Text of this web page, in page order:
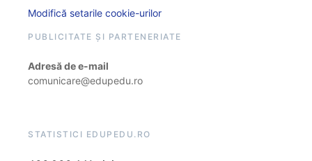
Modifică setarile cookie-urilor
PUBLICITATE ȘI PARTENERIATE
Adresă de e-mail
comunicare@edupedu.ro
STATISTICI EDUPEDU.RO